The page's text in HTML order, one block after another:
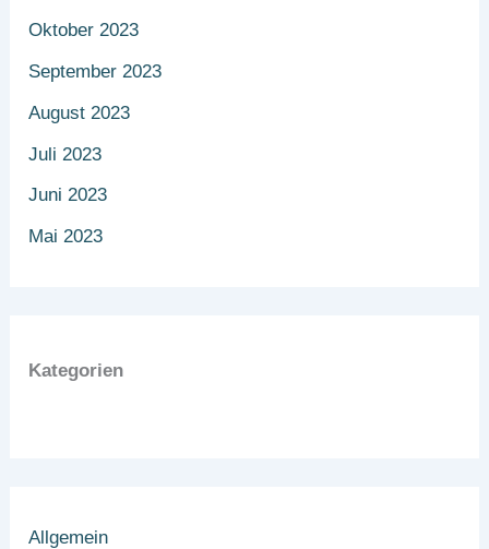
Oktober 2023
September 2023
August 2023
Juli 2023
Juni 2023
Mai 2023
Kategorien
Allgemein